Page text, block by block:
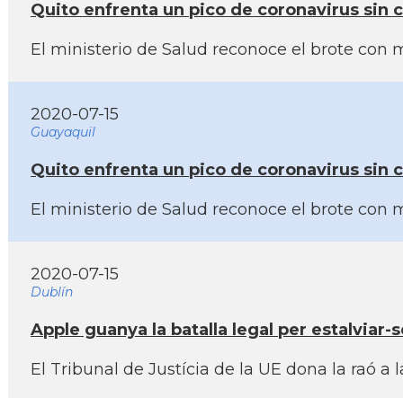
Quito enfrenta un pico de coronavirus sin
El ministerio de Salud reconoce el brote con
2020-07-15
Guayaquil
Quito enfrenta un pico de coronavirus sin
El ministerio de Salud reconoce el brote con
2020-07-15
Dublín
Apple guanya la batalla legal per estalviar-
El Tribunal de Justí­cia de la UE dona la raó